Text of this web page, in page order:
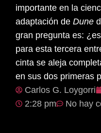
importante en la
adaptación deDune
gran pregunta es:
para esta tercera
cinta se aleja
en sus dos primeras
Carlos G. Loygorri
2:28 pm
No hay